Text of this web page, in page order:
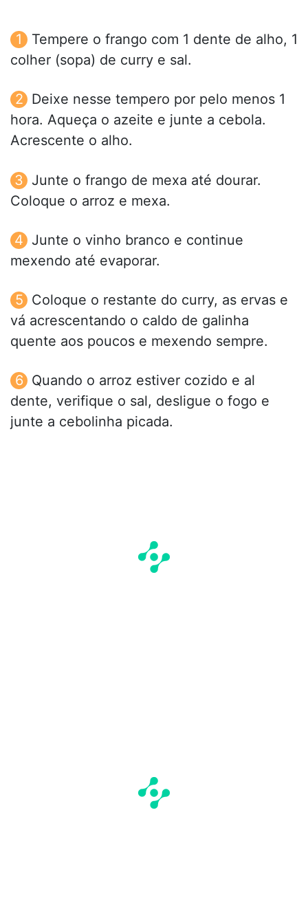
Tempere o frango com 1 dente de alho, 1
colher (sopa) de curry e sal.
Deixe nesse tempero por pelo menos 1
hora. Aqueça o azeite e junte a cebola.
Acrescente o alho.
Junte o frango de mexa até dourar.
Coloque o arroz e mexa.
Junte o vinho branco e continue
mexendo até evaporar.
Coloque o restante do curry, as ervas e
vá acrescentando o caldo de galinha
quente aos poucos e mexendo sempre.
Quando o arroz estiver cozido e al
dente, verifique o sal, desligue o fogo e
junte a cebolinha picada.